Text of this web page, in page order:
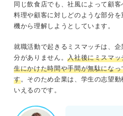
同じ飲食店でも、社風によって顧客
料理や顧客に対しどのような部分
機から理解しようとしています。
就職活動で起きるミスマッチは、
分がありません。入社後にミスマ
生にかけた時間や手間が無駄にな
す。そのため企業は、学生の志望
いえるのです。